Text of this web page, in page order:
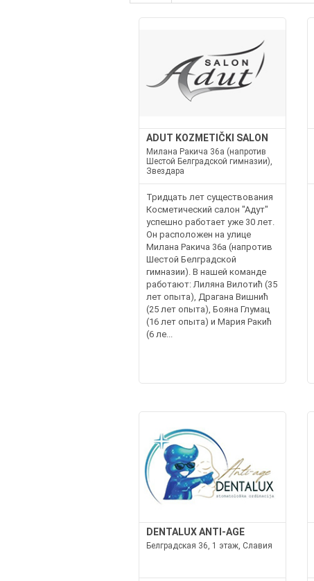
ADUT KOZMETIČKI SALON
Милана Ракича 36а (напротив
Шестой Белградской гимназии),
Звездара
Тридцать лет существования
Косметический салон "Адут"
успешно работает уже 30 лет.
Он расположен на улице
Милана Ракича 36а (напротив
Шестой Белградской
гимназии). В нашей команде
работают: Лиляна Вилотић (35
лет опыта), Драгана Вишнић
(25 лет опыта), Бояна Глумац
(16 лет опыта) и Мария Ракић
(6 ле...
DENTALUX ANTI-AGE
Белградская 36, 1 этаж, Славия